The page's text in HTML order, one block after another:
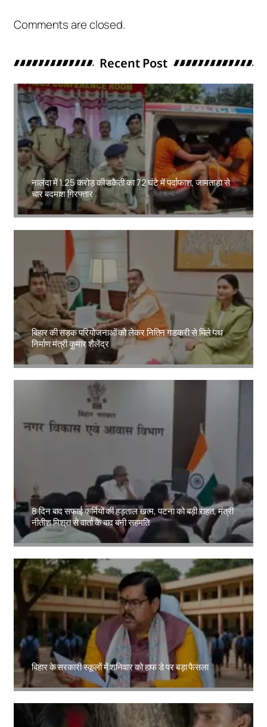
Comments are closed.
Recent Post
नालंदा में 1.25 करोड़ की डकैती का 72 घंटे में पर्दाफाश, जामताड़ा से
चार बदमाश गिरफ्तार
Amit Lekh
बिहार की सड़क परियोजनाओं को लेकर नितिन गडकरी से मिले पथ
निर्माण मंत्री कुमार शैलेंद्र
Amit Lekh
8 दिन बाद सफाई कर्मियों की हड़ताल खत्म, पटना को बड़ी राहत, मंत्री
नीतीश मिश्रा से वार्ता के बाद बनी सहमति
बिहार के सरकारी स्कूलों में शनिवार को हाफ डे पर बड़ा फैसला
Amit Lekh